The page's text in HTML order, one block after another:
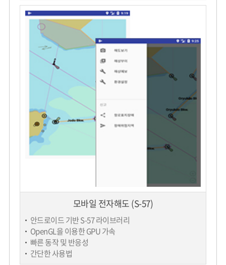
모바일 전자해도 (S-57)
안드로이드 기반 S-57 라이브러리
OpenGL을 이용한 GPU 가속
빠른 동작 및 반응성
간단한 사용법